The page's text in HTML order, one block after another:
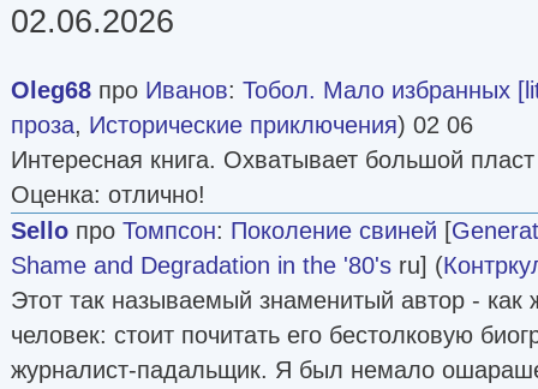
02.06.2026
Oleg68 про Иванов: Тобол. Мало избранных
проза, Исторические приключения) 02 06
Интересная книга. Охватывает большой
Оценка: отлично!
Sello про Томпсон: Поколение свиней [
Shame and Degradation in the '80's ru] (
Этот так называемый знаменитый автор - как
человек: стоит почитать его бестолковую
журналист-падальщик. Я был немало